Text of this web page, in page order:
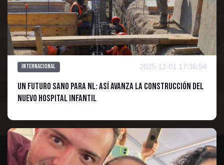
Internacional 2025-12-01 17:36:54
Un Futuro Sano para NL: Así Avanza la Construcción del
Nuevo Hospital Infantil